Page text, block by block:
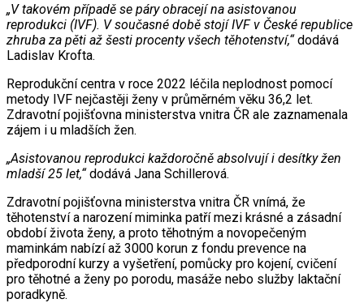
„V takovém případě se páry obracejí na asistovanou
reprodukci (IVF). V současné době stojí IVF v České republice
zhruba za pěti až šesti procenty všech těhotenství,“dodává
Ladislav Krofta.
Reprodukční centra v roce 2022 léčila neplodnost pomocí
metody IVF nejčastěji ženy v průměrném věku 36,2 let.
Zdravotní pojišťovna ministerstva vnitra ČR ale zaznamenala
zájem i u mladších žen.
„Asistovanou reprodukci každoročně absolvují i desítky žen
mladší 25 let,“dodává Jana Schillerová.
Zdravotní pojišťovna ministerstva vnitra ČR vnímá, že
těhotenství a narození miminka patří mezi krásné a zásadní
období života ženy, a proto těhotným a novopečeným
maminkám nabízí až 3000 korun z fondu prevence na
předporodní kurzy a vyšetření, pomůcky pro kojení, cvičení
pro těhotné a ženy po porodu, masáže nebo služby laktační
poradkyně.